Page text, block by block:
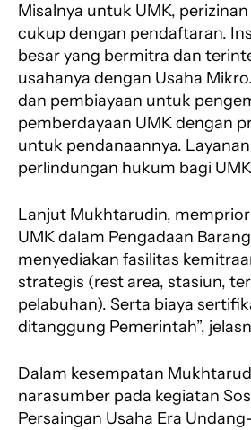
Misalnya untuk UMK,
cukup dengan pendaftaran.
besar yang bermitra dan
usahanya dengan Usaha
dan pembiayaan untuk
pemberdayaan UMK dengan
untuk pendanaannya.
perlindungan hukum bagi
Lanjut Mukhtarudin,
UMK dalam Pengadaan
menyediakan fasilitas
strategis (rest area, stasiun,
pelabuhan). Serta biaya
ditanggung Pemerintah”,
Dalam kesempatan
narasumber pada kegiatan
Persaingan Usaha Era